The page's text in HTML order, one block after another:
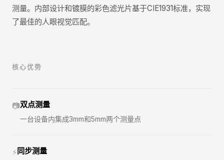
测量。内部设计和镀膜的彩色滤光片基于CIE1931标准，实现
了最佳的人眼视觉匹配。
核心优势
📷双点测量
一台设备内集成3mm和5mm两个测量点
⚡同步测量